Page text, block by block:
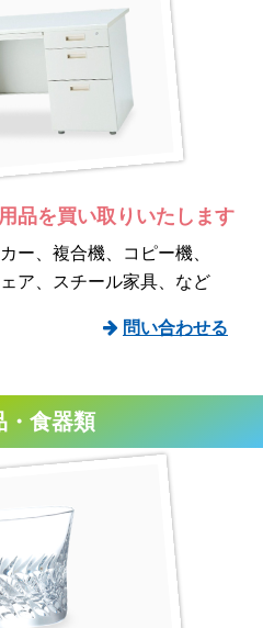
品を買い取りいたします
ー 複合機
コピー機
ア スチール家具 など
問い合わせる
・食器類